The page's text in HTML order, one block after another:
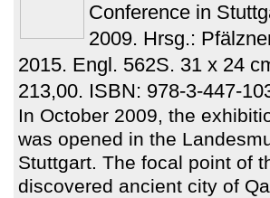
Conference in
2009. Hrsg.:
2015. Engl. 562S. 31 x 24
213,00. ISBN: 978-3-447-
In October 2009, the
was opened in the
Stuttgart. The focal point of
discovered ancient city of